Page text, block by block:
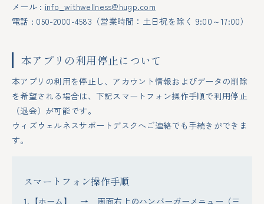
メール : info_withwellness@hugp.com
電話 : 050-2000-4583（営業時間：土日祝を除く 9:00～17:00）
本アプリの利用停止について
本アプリの利用を停止し、アカウント情報およびデータの削除
を希望される場合は、下記スマートフォン操作手順で利用停止
（退会）が可能です。
ウィズウェルネスサポートデスクへご連絡でも手続きができま
す。
スマートフォン操作手順
【ホーム】 → 画面右上のハンバーガーメニュー（三